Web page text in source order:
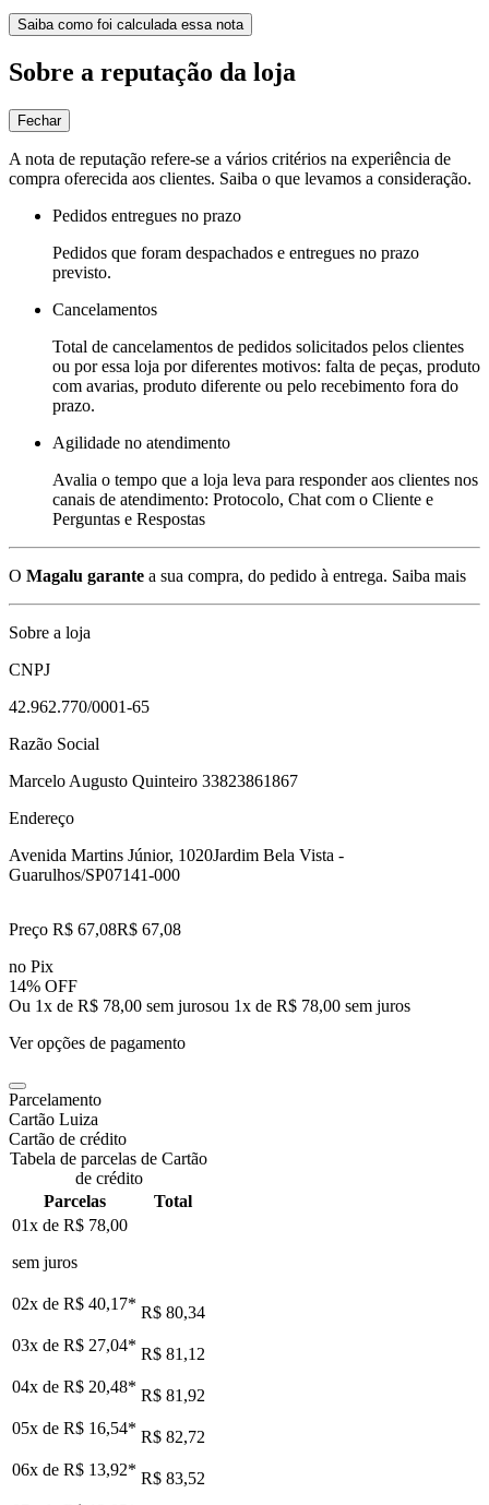
Saiba como foi calculada essa nota
Sobre a reputação da loja
Fechar
A nota de reputação refere-se a vários critérios na experiência de
compra oferecida aos clientes. Saiba o que levamos a consideração.
Pedidos entregues no prazo
Pedidos que foram despachados e entregues no prazo
previsto.
Cancelamentos
Total de cancelamentos de pedidos solicitados pelos clientes
ou por essa loja por diferentes motivos: falta de peças, produto
com avarias, produto diferente ou pelo recebimento fora do
prazo.
Agilidade no atendimento
Avalia o tempo que a loja leva para responder aos clientes nos
canais de atendimento: Protocolo, Chat com o Cliente e
Perguntas e Respostas
O Magalu garante a sua compra, do pedido à entrega. Saiba mais
Sobre a loja
CNPJ
42.962.770/0001-65
Razão Social
Marcelo Augusto Quinteiro 33823861867
Endereço
Avenida Martins Júnior, 1020Jardim Bela Vista -
Guarulhos/SP07141-000
Preço R$ 67,08R$ 67,08
no Pix
14% OFF
Ou 1x de R$ 78,00 sem jurosou 1x de R$ 78,00 sem juros
Ver opções de pagamento
Parcelamento
Cartão Luiza
Cartão de crédito
Tabela de parcelas de Cartão
de crédito
Parcelas
Total
01x de R$ 78,00
sem juros
02x de R$ 40,17* R$ 80,34
03x de R$ 27,04* R$ 81,12
04x de R$ 20,48* R$ 81,92
05x de R$ 16,54* R$ 82,72
06x de R$ 13,92* R$ 83,52